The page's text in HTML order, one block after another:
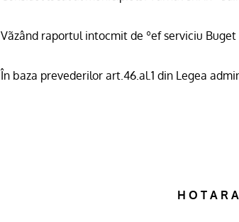
Vãzând raportul intocmit de ºef serviciu
În baza prevederilor art.46.al.1 din Legea
H O T A R